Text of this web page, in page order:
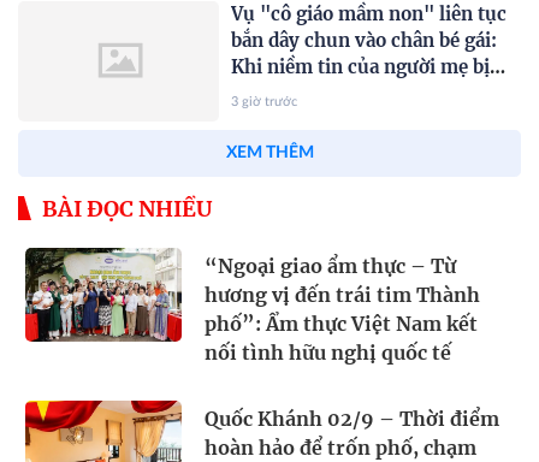
Vụ "cô giáo mầm non" liên tục
bắn dây chun vào chân bé gái:
Khi niềm tin của người mẹ bị
gặm nhấm bởi những con sâu
3 giờ trước
HONOR Magic V6 được thử độ
bền trong máy giặt, kết quả ra
3 giờ trước